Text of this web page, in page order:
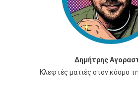
Δημήτρης
Κλεφτές ματιές στον κόσμο